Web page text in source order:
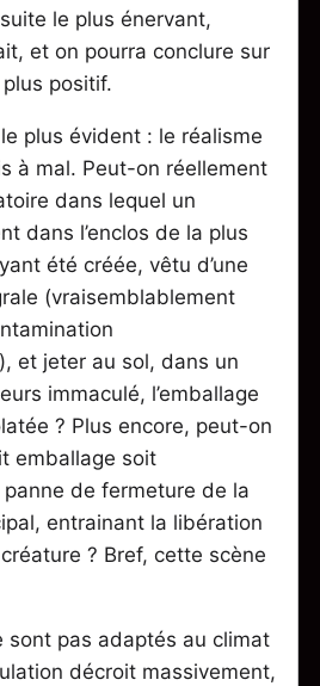
le plus énervant,
et on pourra conclure sur
positif.
plus évident : le réalisme
à mal. Peut-on réellement
dans lequel un
dans l’enclos de la plus
été créée, vêtu d’une
(vraisemblablement
et jeter au sol, dans un
immaculé, l’emballage
? Plus encore, peut-on
emballage soit
de fermeture de la
entrainant la libération
? Bref, cette scène
sont pas adaptés au climat
décroit massivement,